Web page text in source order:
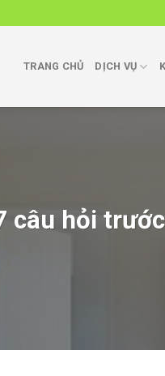
TRANG CHỦ DỊCH VỤ
câu hỏi